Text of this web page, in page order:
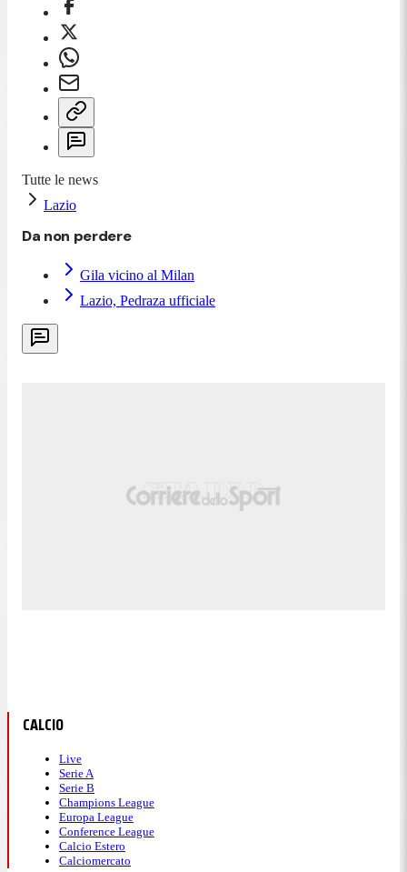
Tutte le news
Lazio
Da non perdere
Gila vicino al Milan
Lazio, Pedraza ufficiale
CALCIO
Live
Serie A
Serie B
Champions League
Europa League
Conference League
Calcio Estero
Calciomercato